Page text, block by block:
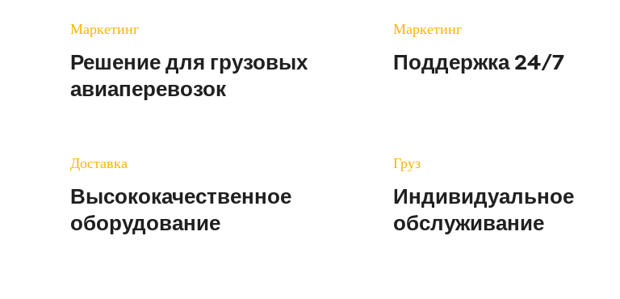
Маркетинг
Решение для грузовых
авиаперевозок
Маркетинг
Поддержка 24/7
Доставка
Высококачественное
оборудование
Груз
Индивидуальное
обслуживание